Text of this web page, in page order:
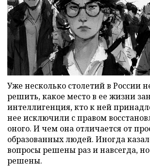
Уже несколько столетий в России
решить, какое место в ее жизни
интеллигенция, кто к ней
нее исключили с правом
оного. И чем она отличается от
образованных людей. Иногда
вопросы решены раз и навсегда, но
решены.